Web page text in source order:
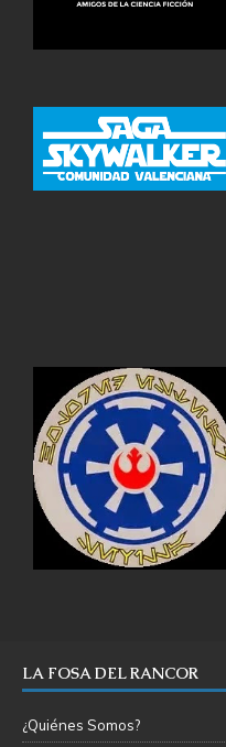
LA FOSA DEL RANCOR
¿Quiénes Somos?